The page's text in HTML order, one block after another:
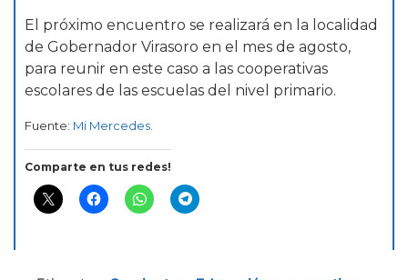
El próximo encuentro se realizará en la localidad
de Gobernador Virasoro en el mes de agosto,
para reunir en este caso a las cooperativas
escolares de las escuelas del nivel primario.
Fuente: Mi Mercedes
Comparte en tus redes!